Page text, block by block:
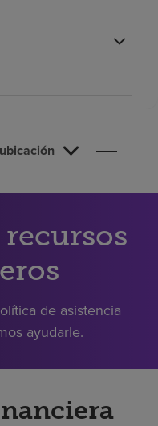
de asistencia
ayudarle.